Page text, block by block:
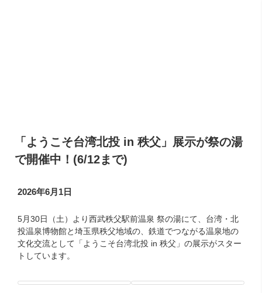
「ようこそ台湾北投 in 秩父」展示が祭の湯
で開催中！(6/12まで)
2026年6月1日
5月30日（土）より西武秩父駅前温泉 祭の湯にて、台湾・北
投温泉博物館と埼玉県秩父地域の、鉄道でつながる温泉地の
文化交流として「ようこそ台湾北投 in 秩父」の展示がスター
トしています。